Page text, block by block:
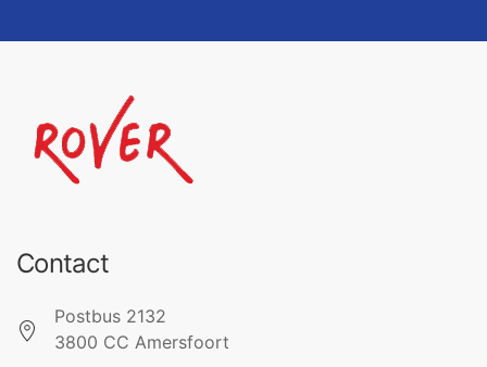
Contact
Postbus 2132
3800 CC Amersfoort